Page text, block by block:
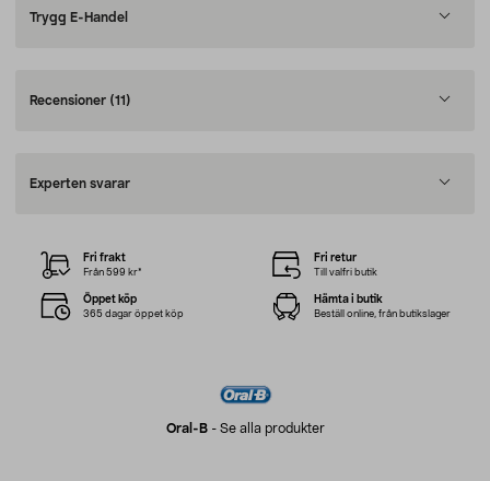
Trygg E-Handel
Recensioner (11)
Experten svarar
Oral-B- Se alla produkter
Fri frakt
Från 599 kr*
Fri retur
Till valfri butik
Öppet köp
365 dagar öppet köp
Hämta i butik
Beställ online, från butikslager